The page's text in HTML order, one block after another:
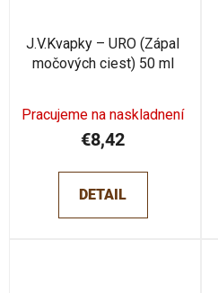
J.V.Kvapky – URO (Zápal
močových ciest) 50 ml
Pracujeme na naskladnení
€8,42
DETAIL